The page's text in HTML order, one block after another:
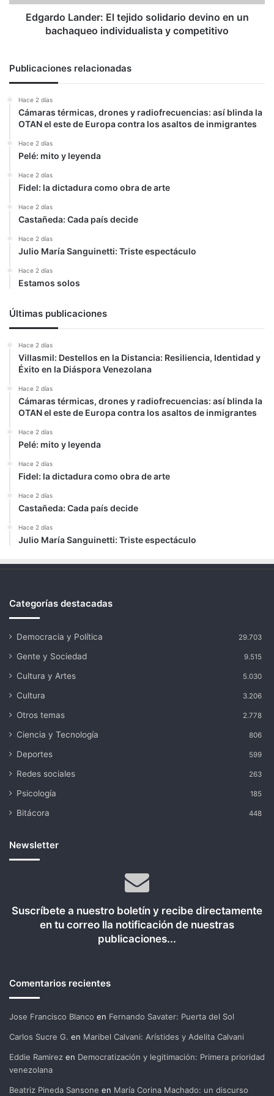
bachaqueo
individualista
Edgardo Lander: El tejido solidario devino en un
bachaqueo individualista y competitivo
Publicaciones relacionadas
Hace 2 días
Cámaras térmicas, drones y radiofrecuencias: así blinda la
OTAN el este de Europa contra los asaltos de inmigrantes
Hace 2 días
Pelé: mito y leyenda
Hace 2 días
Fidel: la dictadura como obra de arte
Hace 2 días
Castañeda: Cada país decide
Hace 2 días
Julio María Sanguinetti: Triste espectáculo
Hace 2 días
Estamos solos
Últimas publicaciones
Hace 2 días
Villasmil: Destellos en la Distancia: Resiliencia, Identidad y
Éxito en la Diáspora Venezolana
Hace 2 días
Cámaras térmicas, drones y radiofrecuencias: así blinda la
OTAN el este de Europa contra los asaltos de inmigrantes
Hace 2 días
Pelé: mito y leyenda
Hace 2 días
Fidel: la dictadura como obra de arte
Hace 2 días
Castañeda: Cada país decide
Hace 2 días
Julio María Sanguinetti: Triste espectáculo
Categorías destacadas
Democracia y Política 29.703
Gente y Sociedad 9.515
Cultura y Artes 5.030
Cultura 3.206
Otros temas 2.778
Ciencia y Tecnología 806
Deportes 599
Redes sociales 263
Psicología 185
Bitácora 448
Newsletter
Suscríbete a nuestro boletín y recibe directamente
en tu correo lla notificación de nuestras
publicaciones...
Comentarios recientes
Jose Francisco Blanco en Fernando Savater: Puerta del Sol
Carlos Sucre G. en Maribel Calvani: Arístides y Adelita Calvani
Eddie Ramirez en Democratización y legitimación: Primera prioridad
venezolana
Beatriz Pineda Sansone en María Corina Machado: un discurso